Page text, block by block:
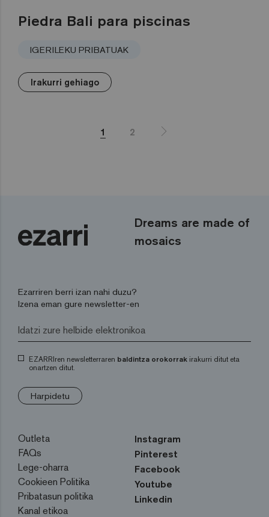
Piedra Bali para piscinas
IGERILEKU PRIBATUAK
Irakurri gehiago
1 2
Dreams are made of
mosaics
Ezarriren berri izan nahi duzu?
Izena eman gure newsletter-en
EZARRIren newsletterraren baldintza orokorrak irakurri ditut eta
onartzen ditut.
Harpidetu
Outleta
FAQs
Lege-oharra
Cookieen Politika
Pribatasun politika
Kanal etikoa
Instagram
Pinterest
Facebook
Youtube
Linkedin